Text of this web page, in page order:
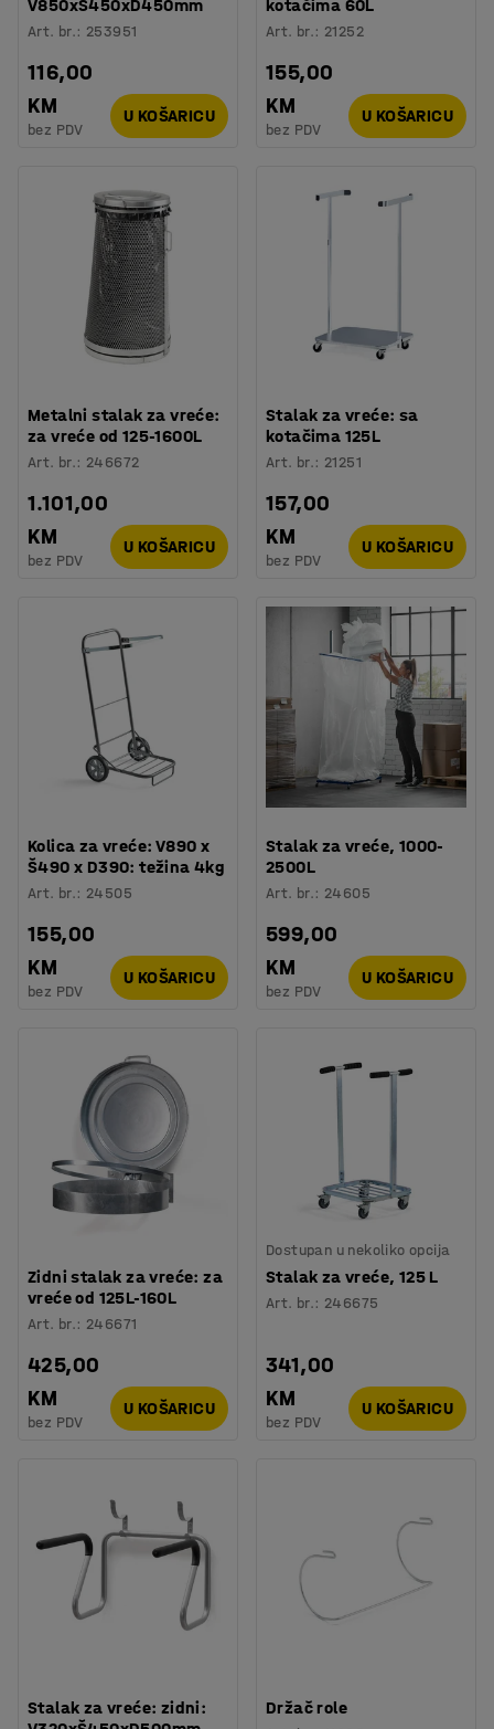
V850xŠ450xD450mm
Art. br.: 253951
116,00
KM
bez PDV
U KOŠARICU
kotačima 60L
Art. br.: 21252
155,00
KM
bez PDV
U KOŠARICU
Metalni stalak za vreće:
za vreće od 125-1600L
Art. br.: 246672
1.101,00
KM
bez PDV
U KOŠARICU
Stalak za vreće: sa
kotačima 125L
Art. br.: 21251
157,00
KM
bez PDV
U KOŠARICU
Kolica za vreće: V890 x
Š490 x D390: težina 4kg
Art. br.: 24505
155,00
KM
bez PDV
U KOŠARICU
Stalak za vreće, 1000-
2500L
Art. br.: 24605
599,00
KM
bez PDV
U KOŠARICU
Zidni stalak za vreće: za
vreće od 125L-160L
Art. br.: 246671
425,00
KM
bez PDV
U KOŠARICU
Dostupan u nekoliko opcija
Stalak za vreće, 125 L
Art. br.: 246675
341,00
KM
bez PDV
U KOŠARICU
Stalak za vreće: zidni:
Držač role